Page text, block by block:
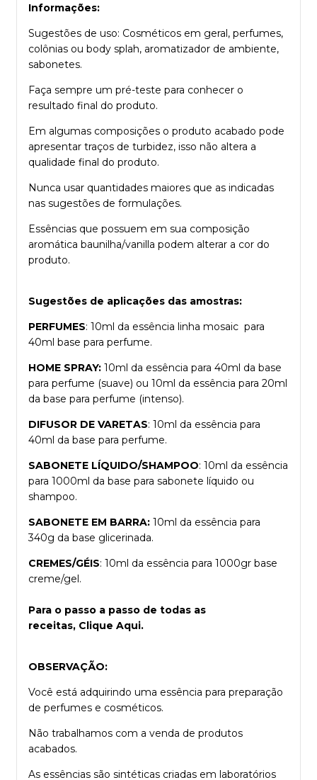
Informações:
Sugestões de uso: Cosméticos em geral, perfumes,
colônias ou body splah, aromatizador de ambiente,
sabonetes.
Faça sempre um pré-teste para conhecer o
resultado final do produto.
Em algumas composições o produto acabado pode
apresentar traços de turbidez, isso não altera a
qualidade final do produto.
Nunca usar quantidades maiores que as indicadas
nas sugestões de formulações.
Essências que possuem em sua composição
aromática baunilha/vanilla podem alterar a cor do
produto.
Sugestões de aplicações das amostras:
PERFUMES: 10ml da essência linha mosaic para
40ml base para perfume.
HOME SPRAY: 10ml da essência para 40ml da base
para perfume (suave) ou 10ml da essência para 20ml
da base para perfume (intenso).
DIFUSOR DE VARETAS: 10ml da essência para
40ml da base para perfume.
SABONETE LÍQUIDO/SHAMPOO: 10ml da essência
para 1000ml da base para sabonete líquido ou
shampoo.
SABONETE EM BARRA: 10ml da essência para
340g da base glicerinada.
CREMES/GÉIS: 10ml da essência para 1000gr base
creme/gel.
Para o passo a passo de todas as
receitas, Clique Aqui.
OBSERVAÇÃO:
Você está adquirindo uma essência para preparação
de perfumes e cosméticos.
Não trabalhamos com a venda de produtos
acabados.
As essências são sintéticas criadas em laboratórios